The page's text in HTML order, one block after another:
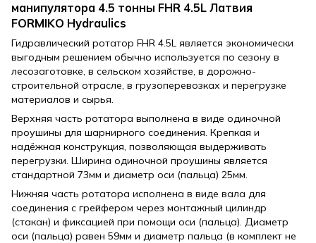
манипулятора 4.5 тонны FHR 4.5L Латвия
FORMIKO Hydraulics
Гидравлический ротатор FHR 4.5L является экономически
выгодным решением обычно используется по сезону в
лесозаготовке, в сельском хозяйстве, в дорожно-
строительной отрасле, в грузоперевозках и перегрузке
материалов и сырья.
Верхняя часть ротатора выполнена в виде одиночной
проушины для шарнирного соединения. Крепкая и
надёжная конструкция, позволяющая выдерживать
перегрузки. Ширина одиночной проушины является
стандартной 73мм и диаметр оси (пальца) 25мм.
Нижняя часть ротатора исполнена в виде вала для
соединения с грейфером через монтажный цилиндр
(стакан) и фиксацией при помощи оси (пальца). Диаметр
оси (пальца) равен 59мм и диаметр пальца (в комплект не